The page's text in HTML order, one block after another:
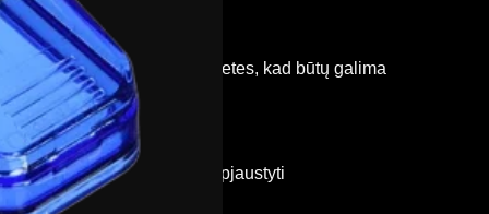
plauti indaplovėje.
nedūžtančios medžiagos.
dideles ir mažas tabletes, kad būtų galima
nuryti.
pagaminti Belgijoje.
ašmenys leidžia lengvai pjaustyti